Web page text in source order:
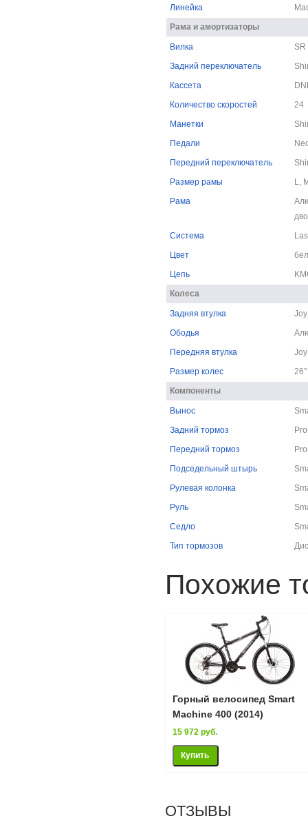
Линейка
Рама и амортизаторы
Вилка
SR
Задний переключатель
Кассета
Количество скоростей
24
Манетки
Педали
Передний переключатель
Размер рамы
L,
Рама
Система
Цвет
Цепь
Колеса
Задняя втулка
Ободья
Передняя втулка
Размер колес
26"
Компоненты
Вынос
Задний тормоз
Передний тормоз
Подседельный штырь
Рулевая колонка
Руль
Седло
Тип тормозов
Похожие
Горный велосипед Smart
Machine 400 (2014)
15 972 руб.
ОТЗЫВЫ